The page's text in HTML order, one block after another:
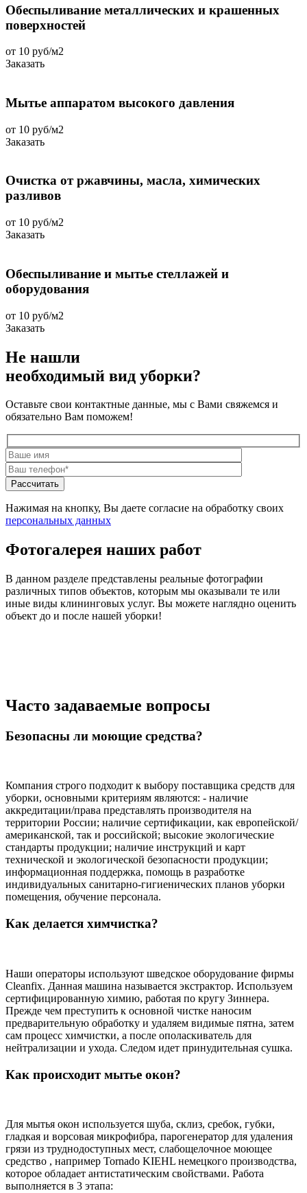
Обеспыливание металлических и крашенных
поверхностей
от 10 руб/м2
Заказать
Мытье аппаратом высокого давления
от 10 руб/м2
Заказать
Очистка от ржавчины, масла, химических
разливов
от 10 руб/м2
Заказать
Обеспыливание и мытье стеллажей и
оборудования
от 10 руб/м2
Заказать
Не нашли
необходимый вид уборки?
Оставьте свои контактные данные, мы с Вами свяжемся и
обязательно Вам поможем!
Нажимая на кнопку, Вы даете согласие на обработку своих
персональных данных
Фотогалерея наших работ
В данном разделе представлены реальные фотографии
различных типов объектов, которым мы оказывали те или
иные виды клининговых услуг. Вы можете наглядно оценить
объект до и после нашей уборки!
Часто задаваемые вопросы
Безопасны ли моющие средства?
Компания строго подходит к выбору поставщика средств для
уборки, основными критериям являются: - наличие
аккредитации/права представлять производителя на
территории России; наличие сертификации, как европейской/
американской, так и российской; высокие экологические
стандарты продукции; наличие инструкций и карт
технической и экологической безопасности продукции;
информационная поддержка, помощь в разработке
индивидуальных санитарно-гигиенических планов уборки
помещения, обучение персонала.
Как делается химчистка?
Наши операторы используют шведское оборудование фирмы
Cleanfix. Данная машина называется экстрактор. Используем
сертифицированную химию, работая по кругу Зиннера.
Прежде чем преступить к основной чистке наносим
предварительную обработку и удаляем видимые пятна, затем
сам процесс химчистки, а после ополаскиватель для
нейтрализации и ухода. Следом идет принудительная сушка.
Как происходит мытье окон?
Для мытья окон используется шуба, склиз, сребок, губки,
гладкая и ворсовая микрофибра, парогенератор для удаления
грязи из труднодоступных мест, слабощелочное моющее
средство , например Tornado KIEHL немецкого производства,
которое обладает антистатическим свойствами. Работа
выполняется в 3 этапа: